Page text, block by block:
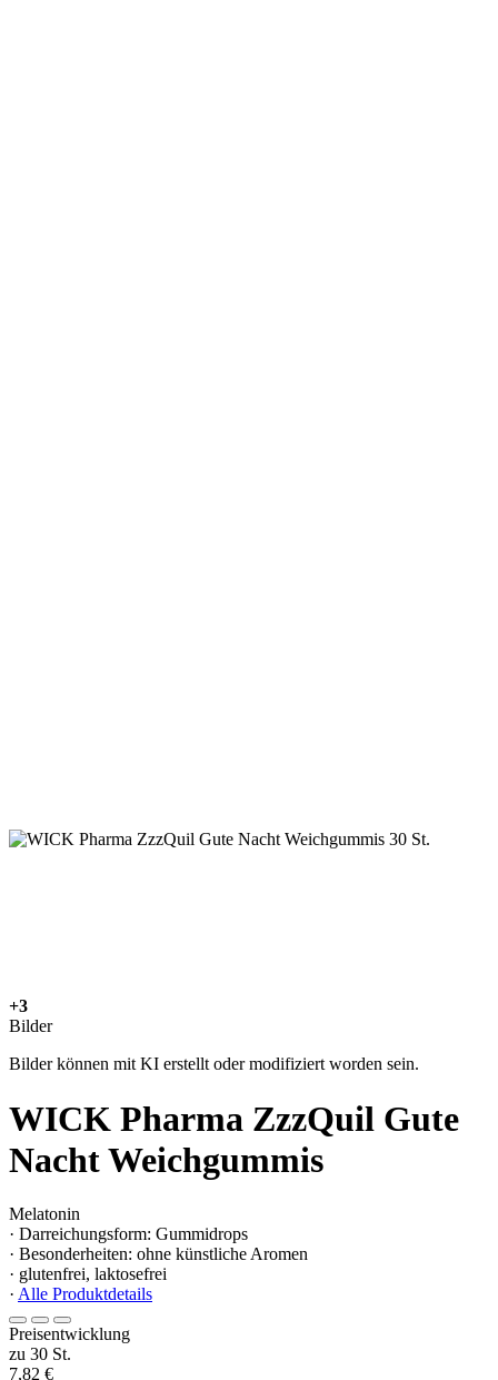
+3
Bilder
Bilder können mit KI erstellt oder modifiziert worden sein.
WICK Pharma ZzzQuil Gute
Nacht Weichgummis
Melatonin
· Darreichungsform: Gummidrops
· Besonderheiten: ohne künstliche Aromen
· glutenfrei, laktosefrei
· Alle Produktdetails
Preisentwicklung
zu 30 St.
7,82 €